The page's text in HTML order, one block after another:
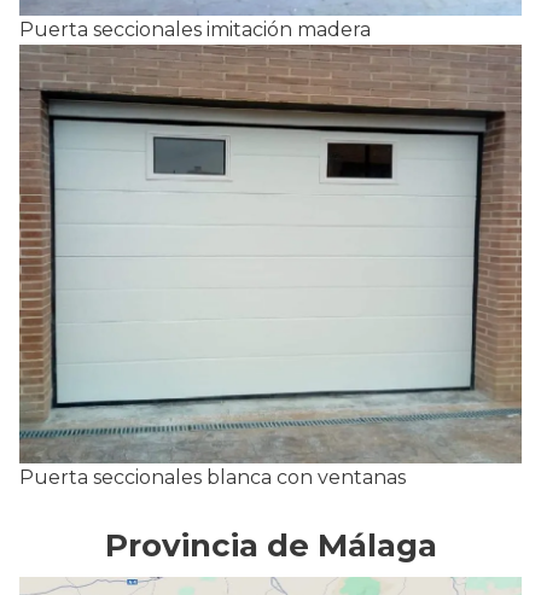
Puerta seccionales imitación madera
Puerta seccionales blanca con ventanas
Provincia de Málaga